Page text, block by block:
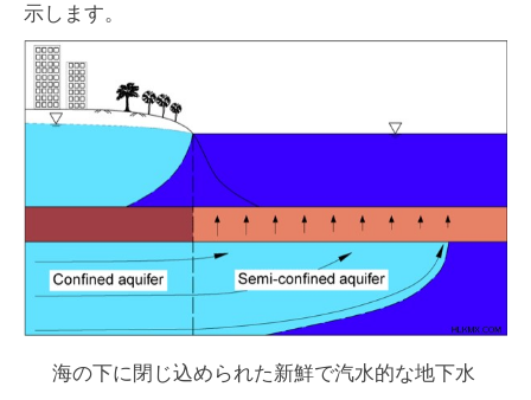
示します。
海の下に閉じ込められた新鮮で汽水的な地下水